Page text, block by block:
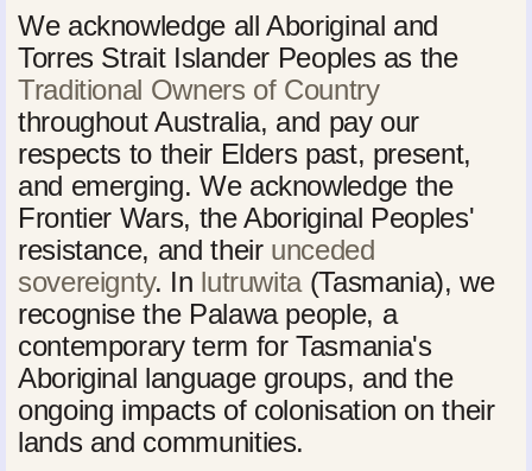
We acknowledge all Aboriginal and
Torres Strait Islander Peoples as the
Traditional Owners of Country
throughout Australia, and pay our
respects to their Elders past, present,
and emerging. We acknowledge the
Frontier Wars, the Aboriginal Peoples'
resistance, and their unceded
sovereignty. In lutruwita(Tasmania), we
recognise the Palawa people, a
contemporary term for Tasmania's
Aboriginal language groups, and the
ongoing impacts of colonisation on their
lands and communities.